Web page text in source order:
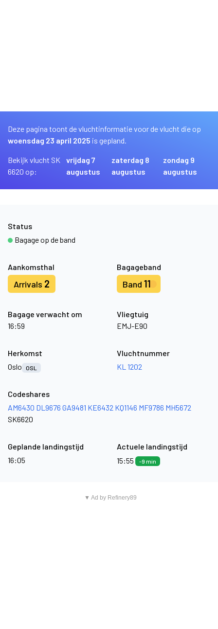
Deze pagina toont de vluchtinformatie voor de vlucht die op
woensdag 23 april 2025 is gepland.
Bekijk vlucht SK
6620 op:
vrijdag 7
augustus
zaterdag 8
augustus
zondag 9
augustus
Aankomsthal
Arrivals 2
Bagageband
Band 11
Bagage verwacht om
16:59
Vliegtuig
EMJ-E90
Status
Bagage op de band
Herkomst
Oslo
OSL
Vluchtnummer
KL 1202
Codeshares
AM6430 DL9676 GA9481 KE6432 KQ1146 MF9786 MH5672
SK6620
Geplande landingstijd
16:05
Actuele landingstijd
15:55
-9 min
▼ Ad by Refinery89